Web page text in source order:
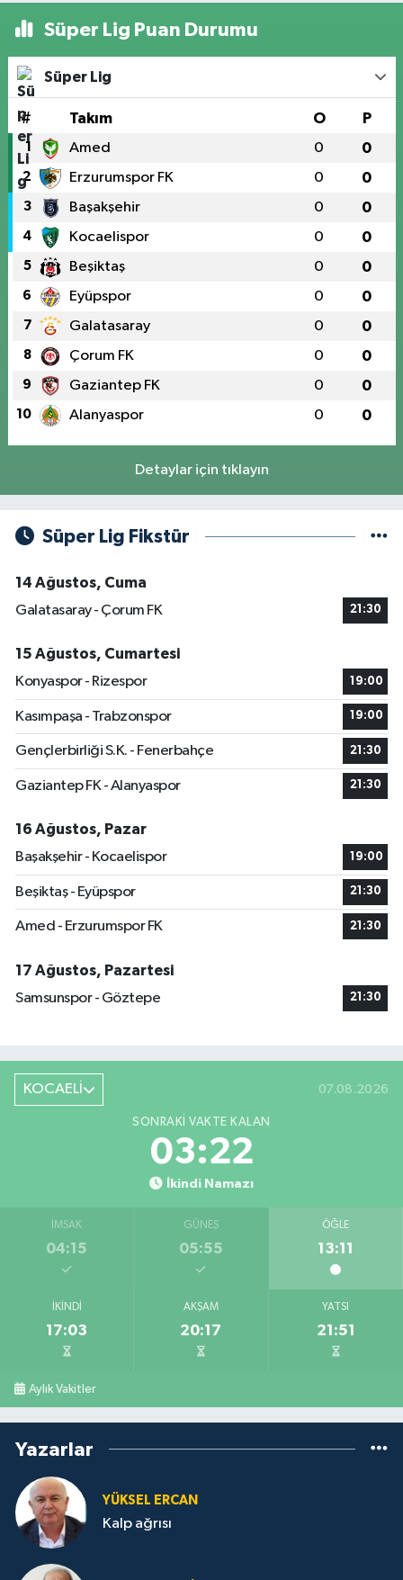
Süper Lig Puan Durumu
Süper Lig
# Takım O P
1 Amed 0 0
2 Erzurumspor FK 0 0
3 Başakşehir 0 0
4 Kocaelispor 0 0
5 Beşiktaş 0 0
6 Eyüpspor 0 0
7 Galatasaray 0 0
8 Çorum FK 0 0
9 Gaziantep FK 0 0
10 Alanyaspor 0 0
Detaylar için tıklayın
Süper Lig Fikstür
14 Ağustos, Cuma
Galatasaray - Çorum FK
21:30
15 Ağustos, Cumartesi
Konyaspor - Rizespor
19:00
Kasımpaşa - Trabzonspor 19:00
Gençlerbirliği S.K. - Fenerbahçe 21:30
Gaziantep FK - Alanyaspor 21:30
16 Ağustos, Pazar
Başakşehir - Kocaelispor
19:00
Beşiktaş - Eyüpspor 21:30
Amed - Erzurumspor FK 21:30
17 Ağustos, Pazartesi
Samsunspor - Göztepe
21:30
KOCAELİ 07.08.2026
SONRAKI VAKTE KALAN
03:21
İkindi Namazı
İMSAK
04:15
GÜNEŞ
05:55
ÖĞLE
13:11
İKINDI
17:03
AKŞAM
20:17
YATSI
21:51
Aylık Vakitler
Yazarlar
YÜKSEL ERCAN
Kalp ağrısı